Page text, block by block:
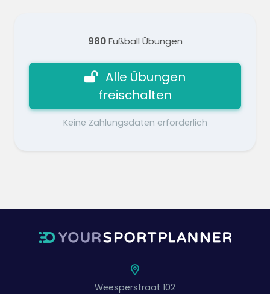
980Fußball Übungen
Alle Übungen
freischalten
Keine Zahlungsdaten erforderlich
Weesperstraat 102